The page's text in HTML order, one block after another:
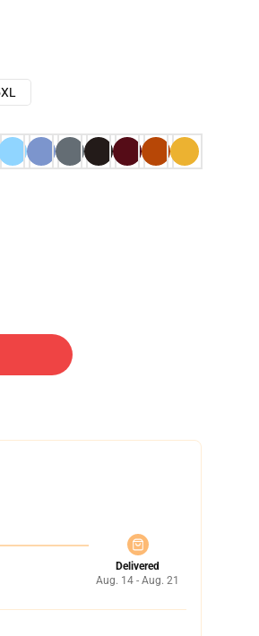
Delivered
Aug. 14 - Aug. 21